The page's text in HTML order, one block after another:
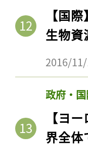
【国
生物資
2016/
政府・
【ヨ
界全体